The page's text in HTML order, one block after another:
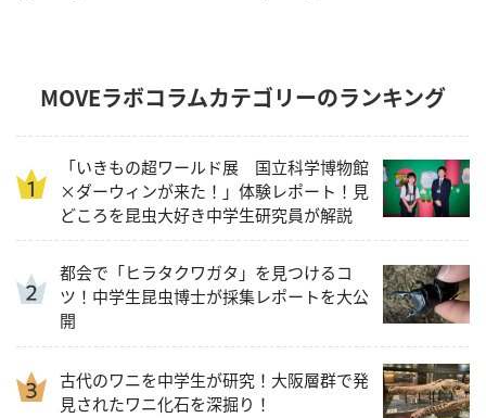
MOVEラボコラムカテゴリーのランキング
「いきもの超ワールド展 国立科学博物館
×ダーウィンが来た！」体験レポート！見
どころを昆虫大好き中学生研究員が解説
都会で「ヒラタクワガタ」を見つけるコ
ツ！中学生昆虫博士が採集レポートを大公
開
古代のワニを中学生が研究！大阪層群で発
見されたワニ化石を深掘り！